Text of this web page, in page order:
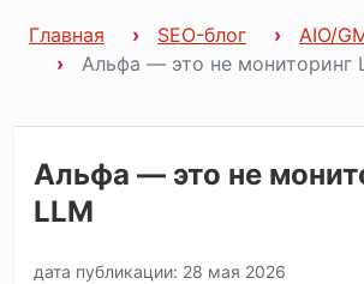
Главная SEO-блог
AIO/
Альфа — это не мониторинг
Альфа — это не
LLM
дата публикации: 28 мая 2026